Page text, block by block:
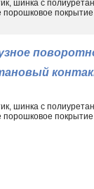
шинка с
порошковое
шинка с
порошковое